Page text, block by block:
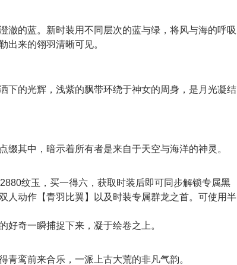
的蓝。新时装用不同层次的蓝与绿，将风与海的呼吸
出来的翎羽清晰可见。
的光辉，浅紫的飘带环绕于神女的周身，是月光凝结
其中，暗示着所有者是来自于天空与海洋的神灵。
纹玉，买一得六，获取时装后即可同步解锁专属黑
人动作【青羽比翼】以及时装专属群龙之首。可使用半
奇一瞬捕捉下来，凝于绘卷之上。
鸾前来合乐，一派上古大荒的非凡气韵。